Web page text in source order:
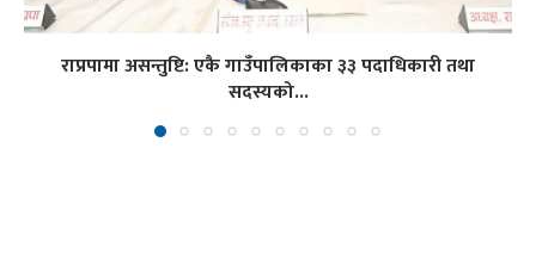
राप्रपामा असन्तुष्टि: एकै गाउँपालिकाका ३३ पदाधिकारी तथा
सदस्यको...